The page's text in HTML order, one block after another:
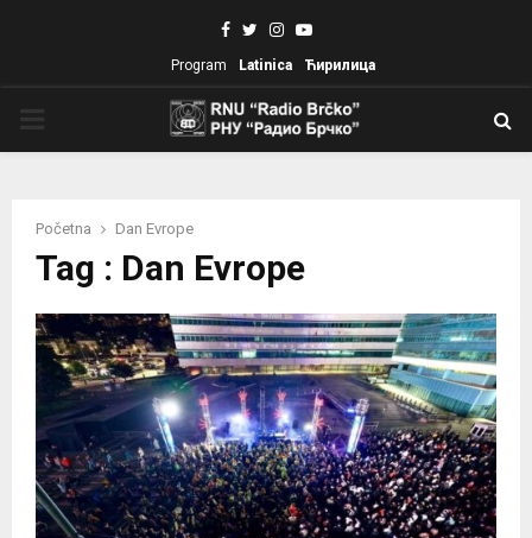
Facebook
TwitterInstagram
Youtube
Program Latinica Ћирилица
Početna Dan Evrope
Tag : Dan Evrope